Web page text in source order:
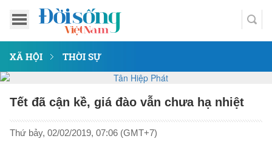
XÃ HỘI THỜI SỰ
Tết đã cận kề, giá đào vẫn chưa hạ nhiệt
Thứ bảy, 02/02/2019, 07:06 (GMT+7)